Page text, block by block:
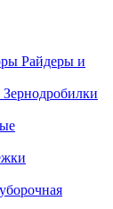
Райдеры и
Зернодробилки